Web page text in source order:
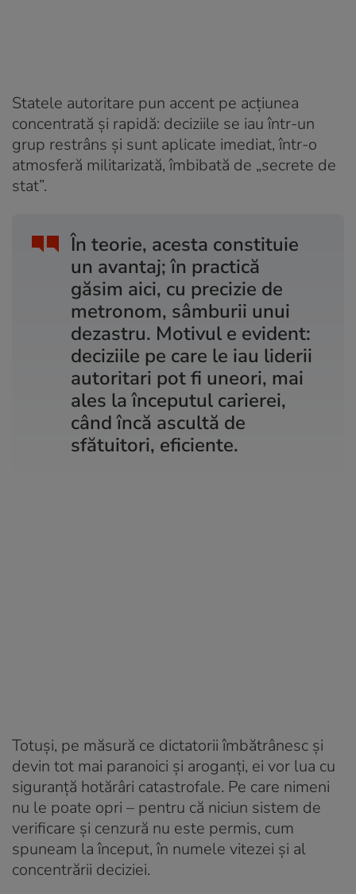
Statele autoritare pun accent pe acțiunea
concentrată și rapidă: deciziile se iau într-un
grup restrâns și sunt aplicate imediat, într-o
atmosferă militarizată, îmbibată de „secrete de
stat”.
În teorie, acesta constituie
un avantaj; în practică
găsim aici, cu precizie de
metronom, sâmburii unui
dezastru. Motivul e evident:
deciziile pe care le iau liderii
autoritari pot fi uneori, mai
ales la începutul carierei,
când încă ascultă de
sfătuitori, eficiente.
Totuși, pe măsură ce dictatorii îmbătrânesc și
devin tot mai paranoici și aroganți, ei vor lua cu
siguranță hotărâri catastrofale. Pe care nimeni
nu le poate opri – pentru că niciun sistem de
verificare și cenzură nu este permis, cum
spuneam la început, în numele vitezei și al
concentrării deciziei.